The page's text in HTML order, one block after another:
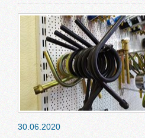
30.06.2020